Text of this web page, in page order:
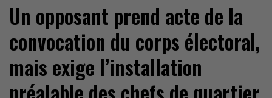
Un opposant prend acte de la
convocation du corps électoral,
mais exige l’installation